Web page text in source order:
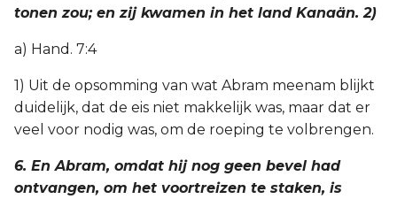
tonen zou; en zij kwamen in het land Kanaän. 2)
a) Hand. 7:4
1) Uit de opsomming van wat Abram meenam blijkt
duidelijk, dat de eis niet makkelijk was, maar dat er
veel voor nodig was, om de roeping te volbrengen.
6. En Abram, omdat hij nog geen bevel had
ontvangen, om het voortreizen te staken, is